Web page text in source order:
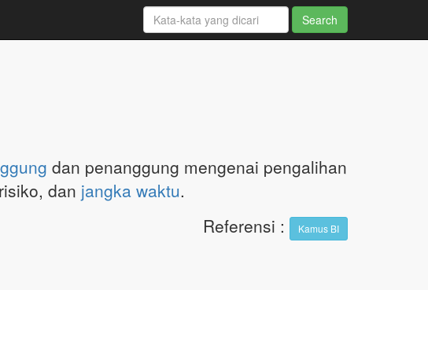
dan penanggung mengenai pengalihan
dan jangka waktu.
Referensi : Kamus BI